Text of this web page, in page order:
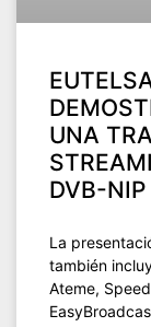
UNA
DVB-NIP
La
también
Ateme,